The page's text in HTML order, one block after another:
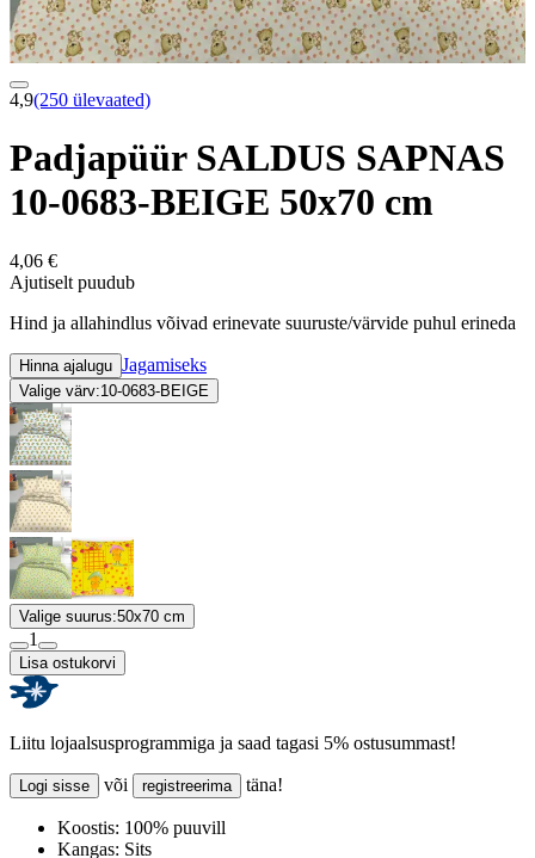
4,9(250 ülevaated)
Padjapüür SALDUS SAPNAS
10-0683-BEIGE 50x70 cm
4,06 €
Ajutiselt puudub
Hind ja allahindlus võivad erinevate suuruste/värvide puhul erineda
Hinna ajalugu Jagamiseks
Valige värv:10-0683-BEIGE
Valige suurus:50x70 cm
1
Lisa ostukorvi
Liitu lojaalsusprogrammiga ja saad tagasi 5% ostusummast!
Logi sisse või registreerima täna!
Koostis: 100% puuvill
Kangas: Sits